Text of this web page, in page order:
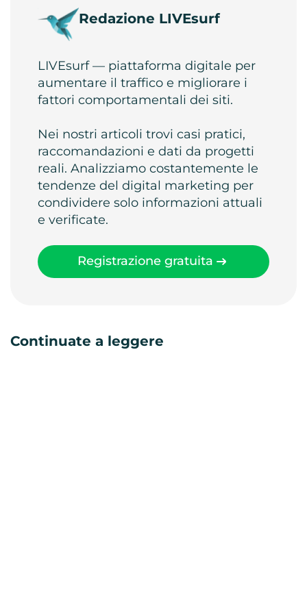
Redazione LIVEsurf
LIVEsurf — piattaforma digitale per
aumentare il traffico e migliorare i
fattori comportamentali dei siti.
Nei nostri articoli trovi casi pratici,
raccomandazioni e dati da progetti
reali. Analizziamo costantemente le
tendenze del digital marketing per
condividere solo informazioni attuali
e verificate.
Registrazione gratuita
Continuate a leggere